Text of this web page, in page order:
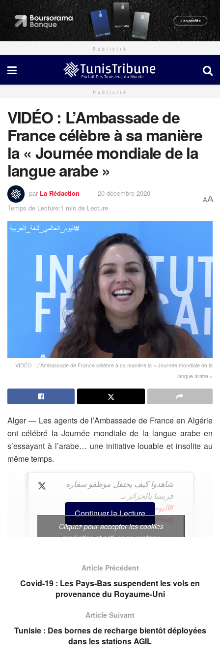
Publicité
Publicité
VIDÉO : L’Ambassade de
France célèbre à sa manière
la « Journée mondiale de la
langue arabe »
par La Rédaction
20 décembre 2020
Temps de Lecture:1 min de Lecture
AA
VIDÉO : L'Ambassade de France célèbre à sa manière la « Journée mondiale de la
langue arabe »
Alger — Les agents de l’Ambassade de France en Algérie
ont célébré la Journée mondiale de la langue arabe en
s’essayant à l’arabe… une initiative louable et insolite au
même temps.
شاهدوا كيف يحتفل موظفو سفارة
فرنسا بالجزائر بـ
#اليوم_العالمي_للغة_العربية
pic.twitter.com/wZXU4gfBag
— Ambassade de France en
December 17, 2020
Cliquez pour accepter les cookies
marketing et activer ce contenu
diffusé une vidéo de multi-messages sur Twitter,
comprenant des poèmes algériens écrits par
l’ambassadeur de France en Algérie, François Gouyette.
Continuer la Lecture
Article Précédent
Covid-19 : Les Pays-Bas suspendent les vols en
provenance du Royaume-Uni
Article Suivant
Tunisie : Des bornes de recharge bientôt déployées
dans les stations AGIL